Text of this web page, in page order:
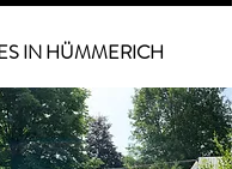
IN HÜMMERICH